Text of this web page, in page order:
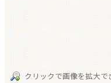
クリックで画像を拡大で